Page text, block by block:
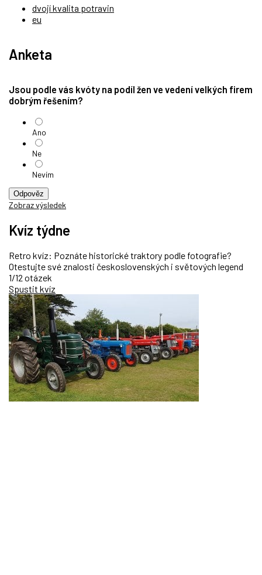
dvojí kvalita potravin
eu
Anketa
Jsou podle vás kvóty na podíl žen ve vedení velkých firem
dobrým řešením?
Ano
Ne
Nevím
Odpověz
Zobraz výsledek
Kvíz týdne
Retro kvíz: Poznáte historické traktory podle fotografie?
Otestujte své znalosti československých i světových legend
1/12 otázek
Spustit kvíz